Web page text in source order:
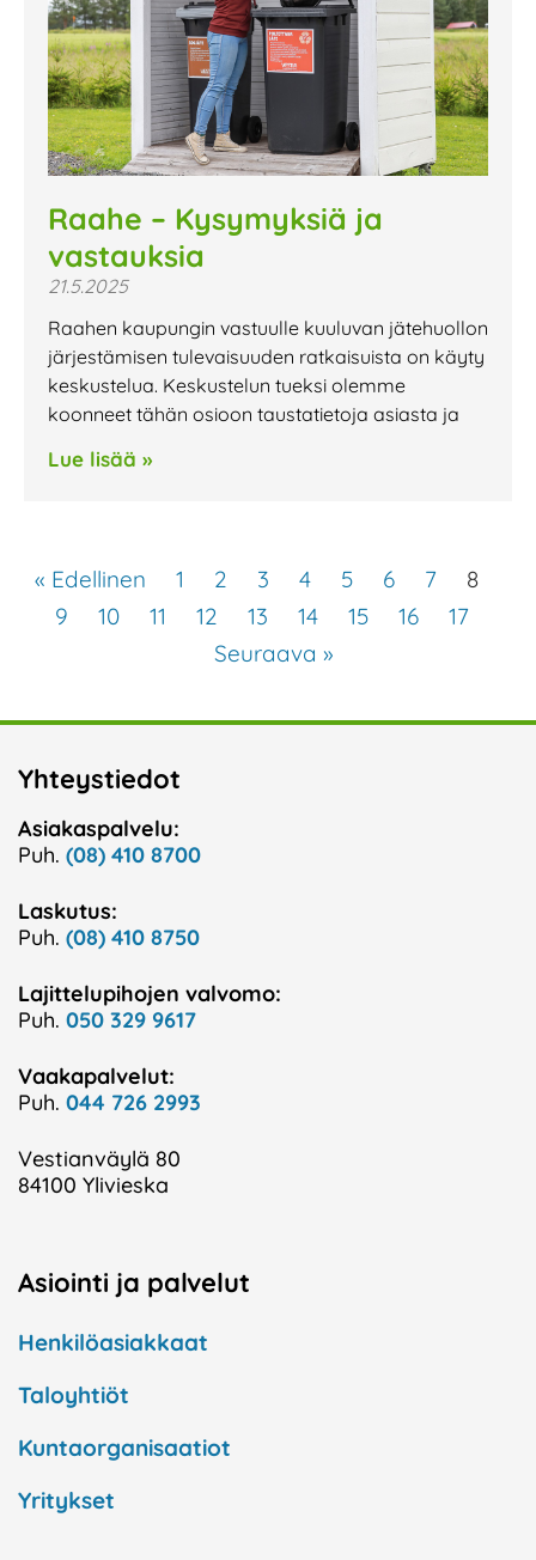
Raahe – Kysymyksiä ja
vastauksia
21.5.2025
Raahen kaupungin vastuulle kuuluvan jätehuollon
järjestämisen tulevaisuuden ratkaisuista on käyty
keskustelua. Keskustelun tueksi olemme
koonneet tähän osioon taustatietoja asiasta ja
Lue lisää »
« Edellinen 1 2 3 4 5 6 7
8
9
10 11 12 13 14 15 16
17
Seuraava »
Yhteystiedot
Asiakaspalvelu:
Puh. (08) 410 8700
Laskutus:
Puh. (08) 410 8750
Lajittelupihojen valvomo:
Puh. 050 329 9617
Vaakapalvelut:
Puh. 044 726 2993
Vestianväylä 80
84100 Ylivieska
Asiointi ja palvelut
Henkilöasiakkaat
Taloyhtiöt
Kuntaorganisaatiot
Yritykset